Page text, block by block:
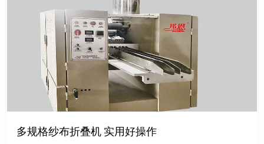
多规格纱布折叠机 实用好操作